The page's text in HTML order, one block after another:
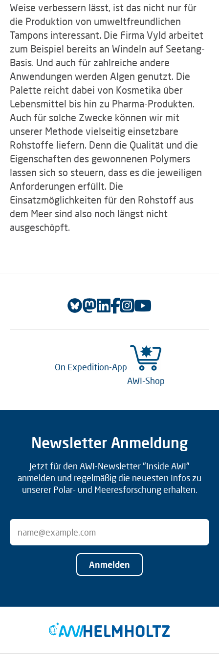
Weise verbessern lässt, ist das nicht nur für
die Produktion von umweltfreundlichen
Tampons interessant. Die Firma Vyld arbeitet
zum Beispiel bereits an Windeln auf Seetang-
Basis. Und auch für zahlreiche andere
Anwendungen werden Algen genutzt. Die
Palette reicht dabei von Kosmetika über
Lebensmittel bis hin zu Pharma-Produkten.
Auch für solche Zwecke können wir mit
unserer Methode vielseitig einsetzbare
Rohstoffe liefern. Denn die Qualität und die
Eigenschaften des gewonnenen Polymers
lassen sich so steuern, dass es die jeweiligen
Anforderungen erfüllt. Die
Einsatzmöglichkeiten für den Rohstoff aus
dem Meer sind also noch längst nicht
ausgeschöpft.
On Expedition-App
AWI-Shop
Newsletter Anmeldung
Jetzt für den AWI-Newsletter "Inside AWI"
anmelden und regelmäßig die neuesten Infos zu
unserer Polar- und Meeresforschung erhalten.
Anmelden